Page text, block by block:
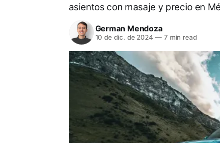
asientos con masaje y precio en
German Mendoza
10 de dic. de 2024 —7 min read